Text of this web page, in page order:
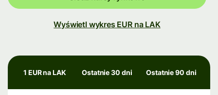
Wyświetl wykres EUR na LAK
1 EUR na LAK Ostatnie 30 dni Ostatnie 90 dni